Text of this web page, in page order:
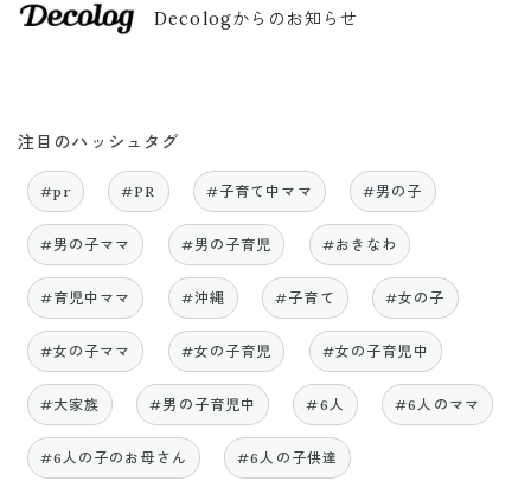
Decologからのお知らせ
注目のハッシュタグ
#pr #PR #子育て中ママ #男の子
#男の子ママ #男の子育児 #おきなわ
#育児中ママ #沖縄 #子育て #女の子
#女の子ママ #女の子育児 #女の子育児中
#大家族 #男の子育児中 #6人 #6人のママ
#6人の子のお母さん #6人の子供達